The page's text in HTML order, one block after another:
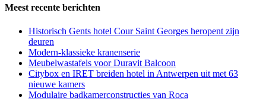
Meest recente berichten
Historisch Gents hotel Cour Saint Georges heropent zijn
deuren
Modern-klassieke kranenserie
Meubelwastafels voor Duravit Balcoon
Citybox en IRET breiden hotel in Antwerpen uit met 63
nieuwe kamers
Modulaire badkamerconstructies van Roca